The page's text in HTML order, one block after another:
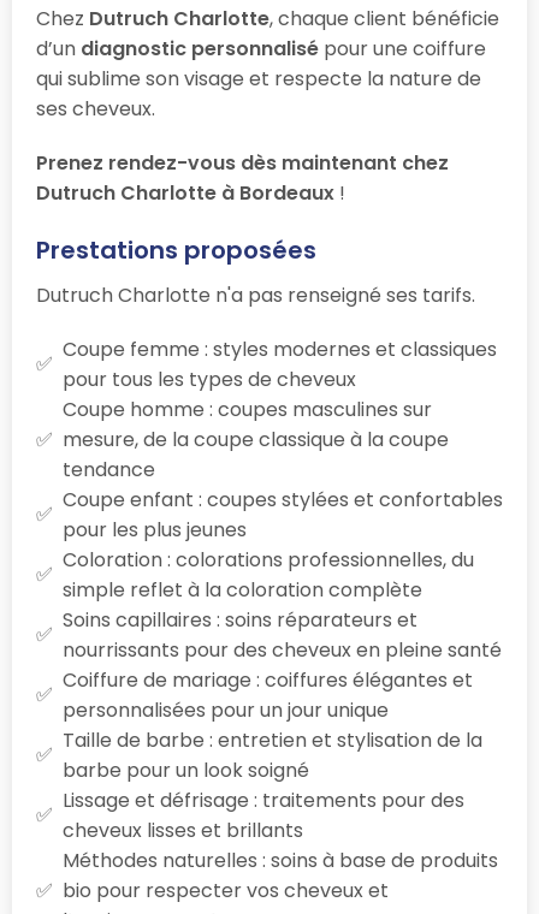
Chez Dutruch Charlotte, chaque client bénéficie
d’un diagnostic personnalisé pour une coiffure
qui sublime son visage et respecte la nature de
ses cheveux.
Prenez rendez-vous dès maintenant chez
Dutruch Charlotte à Bordeaux !
Prestations proposées
Dutruch Charlotte n'a pas renseigné ses tarifs.
Coupe femme : styles modernes et classiques
pour tous les types de cheveux
Coupe homme : coupes masculines sur
mesure, de la coupe classique à la coupe
tendance
Coupe enfant : coupes stylées et confortables
pour les plus jeunes
Coloration : colorations professionnelles, du
simple reflet à la coloration complète
Soins capillaires : soins réparateurs et
nourrissants pour des cheveux en pleine santé
Coiffure de mariage : coiffures élégantes et
personnalisées pour un jour unique
Taille de barbe : entretien et stylisation de la
barbe pour un look soigné
Lissage et défrisage : traitements pour des
cheveux lisses et brillants
Méthodes naturelles : soins à base de produits
bio pour respecter vos cheveux et